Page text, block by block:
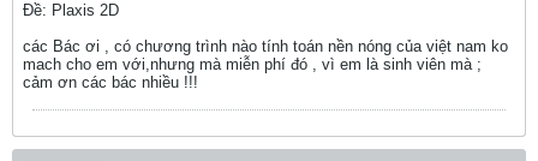
Ðề: Plaxis 2D
các Bác ơi , có chương trình nào tính toán nền nóng của việt nam ko
mach cho em với,nhưng mà miễn phí đó , vì em là sinh viên mà ;
cảm ơn các bác nhiều !!!